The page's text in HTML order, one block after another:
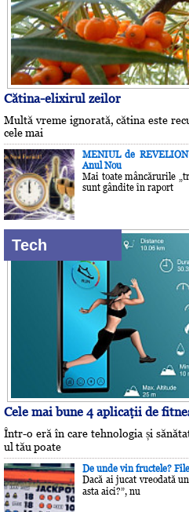
Cătina-elixirul zeilor
Multă vreme ignorată, cătina este
cele mai
MENIUL de
Anul Nou
Mai toate mâncărurile
sunt gândite în raport
Tech
Cele mai bune 4 aplicaţii de
Într-o eră în care tehnologia și
ul tău poate
De unde vin fructele?
Dacă ai jucat vreodată
asta aici?”, nu